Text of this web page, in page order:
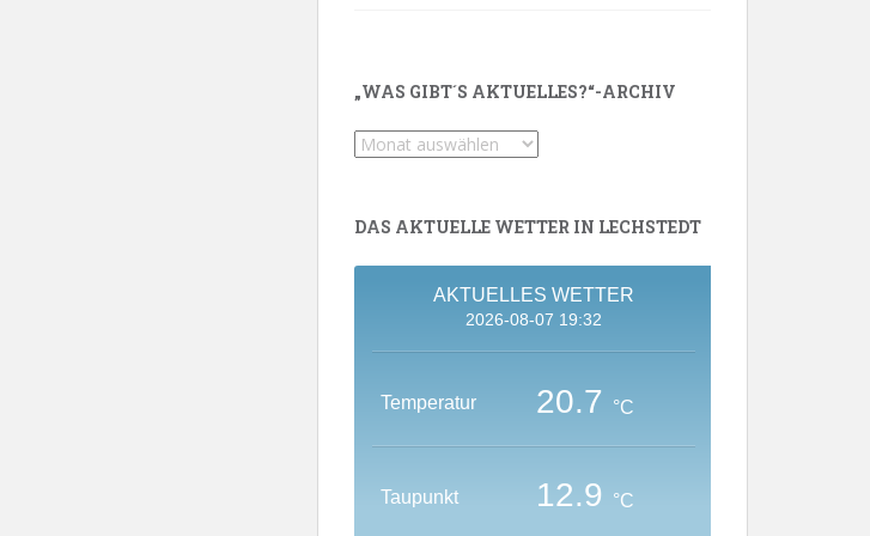
„WAS GIBT´S AKTUELLES?“-ARCHIV
„Was
Aktuelles?“-
DAS AKTUELLE WETTER IN LECHSTEDT